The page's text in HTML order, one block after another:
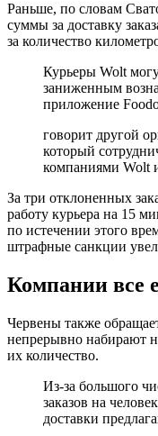
Раньше, по словам
суммы за доставку
за количество
Курьеры Wolt
заниженным
приложение
говорит другой
который
компаниями Wolt
За три отклоненных
работу курьера на 15
по истечении этого
штрафные санкции
Компании все
Червены также
непрерывно набирают
их количество.
Из-за большого
заказов на
доставки